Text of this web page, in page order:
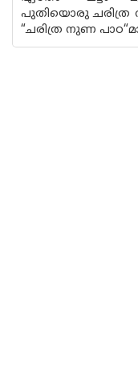
പുതിയൊരു
“ചരിത്ര നുണ